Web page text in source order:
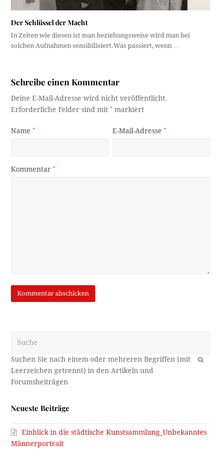
Der Schlüssel der Macht
In Zeiten wie diesen ist man beziehungsweise wird man bei
solchen Aufnahmen sensibilisiert.Was passiert, wenn…
Schreibe einen Kommentar
Deine E-Mail-Adresse wird nicht veröffentlicht.
Erforderliche Felder sind mit* markiert
Name* E-Mail-Adresse*
Kommentar*
OK
Neueste Beiträge
Einblick in die städtische Kunstsammlung_Unbekanntes
Männerportrait